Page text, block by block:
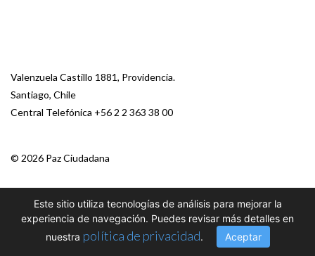
Valenzuela Castillo 1881, Providencia.
Santiago, Chile
Central Telefónica +56 2 2 363 38 00
© 2026 Paz Ciudadana
Este sitio utiliza tecnologías de análisis para mejorar la
experiencia de navegación. Puedes revisar más detalles en
nuestra política de privacidad. Aceptar